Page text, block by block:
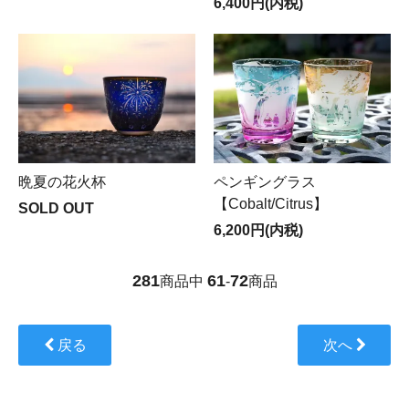
6,400円(内税)
晩夏の花火杯
SOLD OUT
ペンギングラス
【Cobalt/Citrus】
6,200円(内税)
281商品中 61-72商品
戻る 次へ